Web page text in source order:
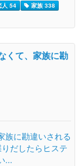
人 54
家族 338
くて、家族に勘
族に勘違いされる
だしたらヒステ
...